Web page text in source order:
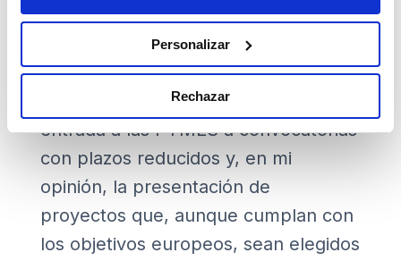
Personalizar
Rechazar
consecuencias no deseadas, entre
ellas la pérdida de calidad de los
proyectos presentados, el déficit en
el control público, las barreras de
entrada a las PYMES a convocatorias
con plazos reducidos y, en mi
opinión, la presentación de
proyectos que, aunque cumplan con
los objetivos europeos, sean elegidos